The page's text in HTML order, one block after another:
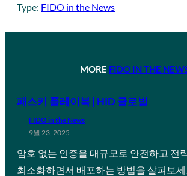
Type: FIDO in the News
MORE FIDO IN THE
패스키 플레이북 | HID 글로벌
FIDO in the News
9월 23, 2025
암호 없는 인증을 대규모로 안전하고 전
최소화하면서 배포하는 방법을 살펴보